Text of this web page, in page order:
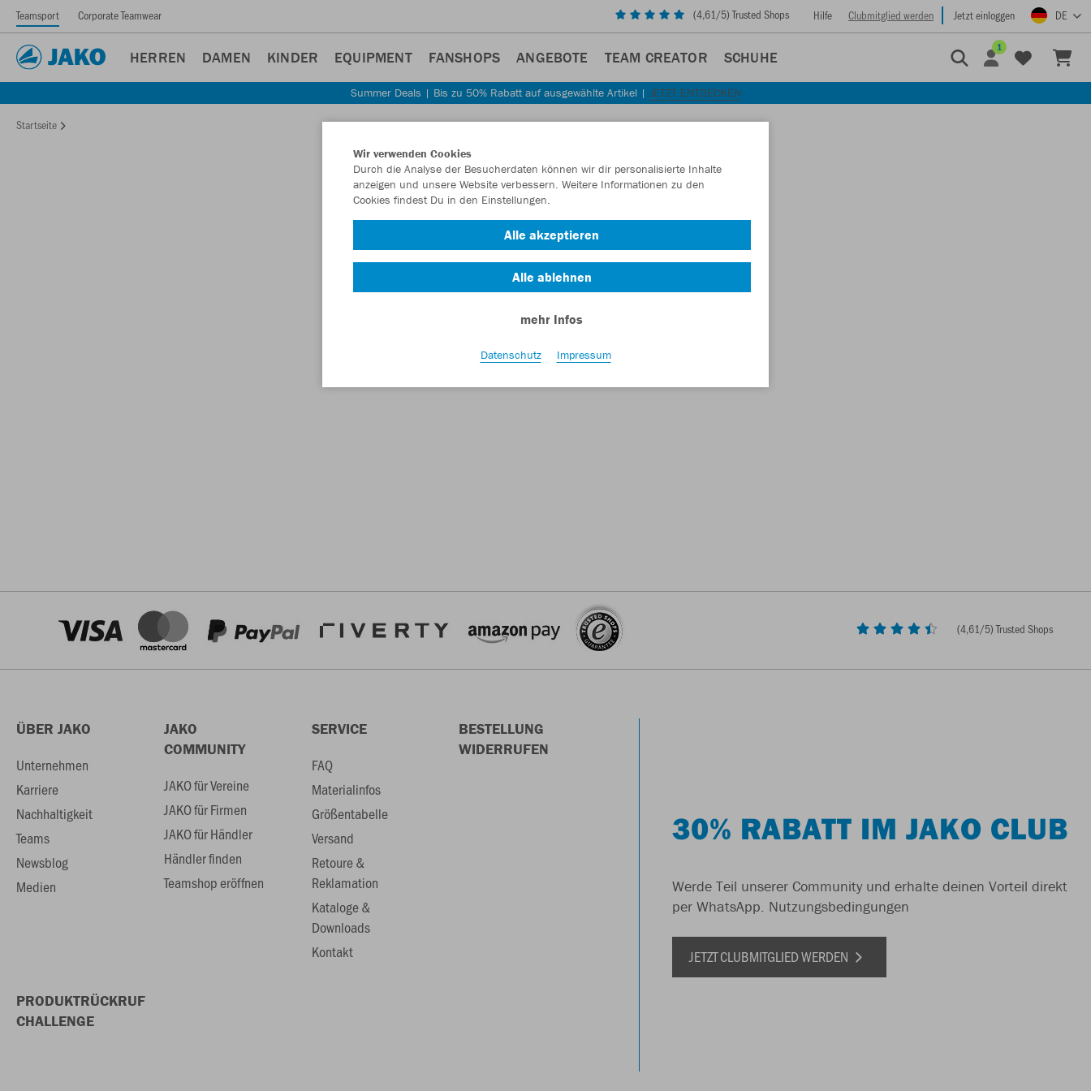
Teamsport Corporate Teamwear (4,61/5) Trusted Shops Hilfe Clubmitglied werden Jetzt einloggen DE
HERREN DAMEN KINDER EQUIPMENT FANSHOPS ANGEBOTE TEAM CREATOR SCHUHE
1
Summer Deals | Bis zu 50% Rabatt auf ausgewählte Artikel | JETZT ENTDECKEN
Startseite
(4,61/5) Trusted Shops
ÜBER JAKO
Unternehmen
Karriere
Nachhaltigkeit
Teams
Newsblog
Medien
JAKO
COMMUNITY
JAKO für Vereine
JAKO für Firmen
JAKO für Händler
Händler finden
Teamshop eröffnen
SERVICE
FAQ
Materialinfos
Größentabelle
Versand
Retoure &
Reklamation
Kataloge &
Downloads
Kontakt
BESTELLUNG
WIDERRUFEN
PRODUKTRÜCKRUF
CHALLENGE
30% RABATT IM JAKO CLUB
Werde Teil unserer Community und erhalte deinen Vorteil direkt
per WhatsApp. Nutzungsbedingungen
JETZT CLUBMITGLIED WERDEN
Wir verwenden Cookies
Durch die Analyse der Besucherdaten können wir dir personalisierte Inhalte
anzeigen und unsere Website verbessern. Weitere Informationen zu den
Cookies findest Du in den Einstellungen.
Alle akzeptieren
Alle ablehnen
mehr Infos
Datenschutz Impressum